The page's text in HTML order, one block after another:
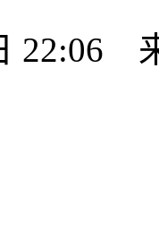
22:06